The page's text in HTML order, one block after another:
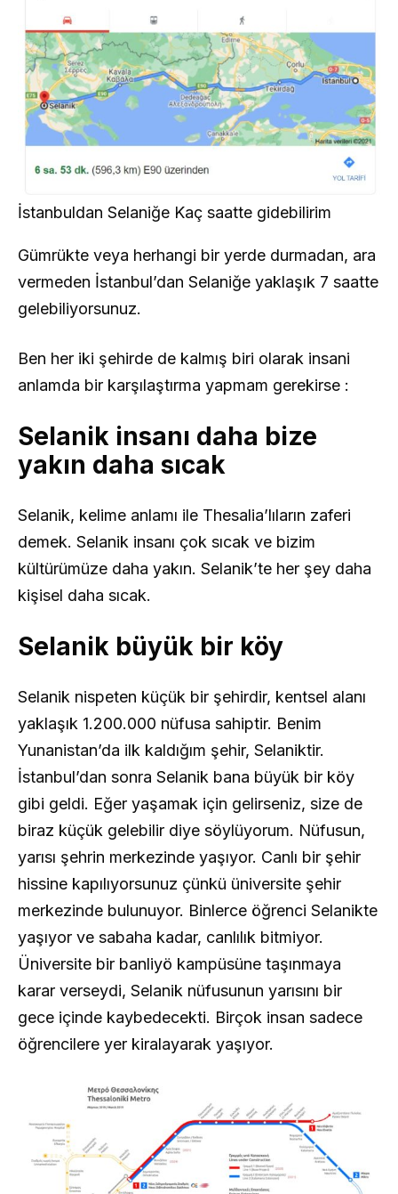
İstanbuldan Selaniğe Kaç saatte gidebilirim
Gümrükte veya herhangi bir yerde durmadan, ara
vermeden İstanbul’dan Selaniğe yaklaşık 7 saatte
gelebiliyorsunuz.
Ben her iki şehirde de kalmış biri olarak insani
anlamda bir karşılaştırma yapmam gerekirse :
Selanik insanı daha bize
yakın daha sıcak
Selanik, kelime anlamı ile Thesalia’lıların zaferi
demek. Selanik insanı çok sıcak ve bizim
kültürümüze daha yakın. Selanik’te her şey daha
kişisel daha sıcak.
Selanik büyük bir köy
Selanik nispeten küçük bir şehirdir, kentsel alanı
yaklaşık 1.200.000 nüfusa sahiptir. Benim
Yunanistan’da ilk kaldığım şehir, Selaniktir.
İstanbul’dan sonra Selanik bana büyük bir köy
gibi geldi. Eğer yaşamak için gelirseniz, size de
biraz küçük gelebilir diye söylüyorum. Nüfusun,
yarısı şehrin merkezinde yaşıyor. Canlı bir şehir
hissine kapılıyorsunuz çünkü üniversite şehir
merkezinde bulunuyor. Binlerce öğrenci Selanikte
yaşıyor ve sabaha kadar, canlılık bitmiyor.
Üniversite bir banliyö kampüsüne taşınmaya
karar verseydi, Selanik nüfusunun yarısını bir
gece içinde kaybedecekti. Birçok insan sadece
öğrencilere yer kiralayarak yaşıyor.